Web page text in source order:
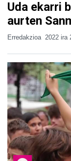
Uda ekarri
aurten
Erredakzioa 2022 ira